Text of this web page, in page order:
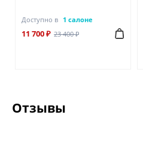
Доступно в 1 салоне
11 700 ₽ 23 400 ₽
Отзывы